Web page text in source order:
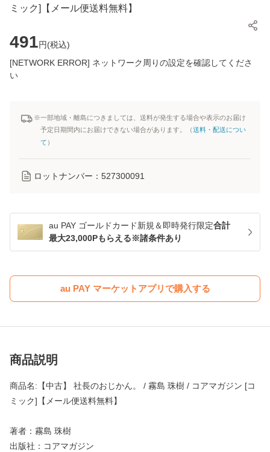
ミック]【メール便送料無料】
491円(税込)
[NETWORK ERROR] ネットワーク周りの設定を確認してくださ
い
※一部地域・離島につきましては、送料が発生する場合や表示のお届け
予定日期間内にお届けできない場合があります。（送料・配送につい
て ）
ロットナンバー： 527300091
au PAY ゴールドカード新規＆即時発行限定合計
最大23,000Pもらえる※諸条件あり
au PAY マーケットアプリで購入する
商品説明
商品名:【中古】 社長のおじかん。 / 霧島 珠樹 / コアマガジン [コ
ミック]【メール便送料無料】
著者：霧島 珠樹
出版社：コアマガジン